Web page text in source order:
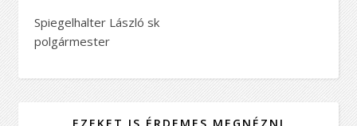
Spiegelhalter László sk
polgármester